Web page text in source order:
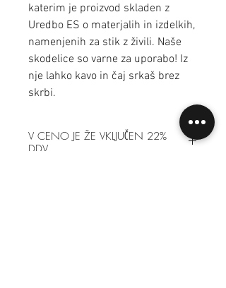
katerim je proizvod skladen z
Uredbo ES o materjalih in izdelkih,
namenjenih za stik z živili. Naše
skodelice so varne za uporabo! Iz
nje lahko kavo in čaj srkaš brez
skrbi.
V CENO JE ŽE VKLJUČEN 22%
DDV